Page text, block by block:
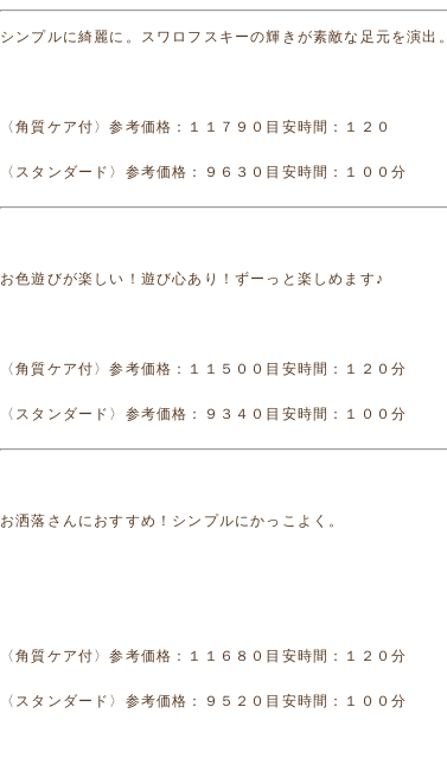
シンプルに綺麗に。スワロフスキーの輝きが素敵な足元を演出。
〈角質ケア付〉参考価格：１１７９０目安時間：１２０
〈スタンダード〉参考価格：９６３０目安時間：１００分
お色遊びが楽しい！遊び心あり！ずーっと楽しめます♪
〈角質ケア付〉参考価格：１１５００目安時間：１２０分
〈スタンダード〉参考価格：９３４０目安時間：１００分
お洒落さんにおすすめ！シンプルにかっこよく。
〈角質ケア付〉参考価格：１１６８０目安時間：１２０分
〈スタンダード〉参考価格：９５２０目安時間：１００分